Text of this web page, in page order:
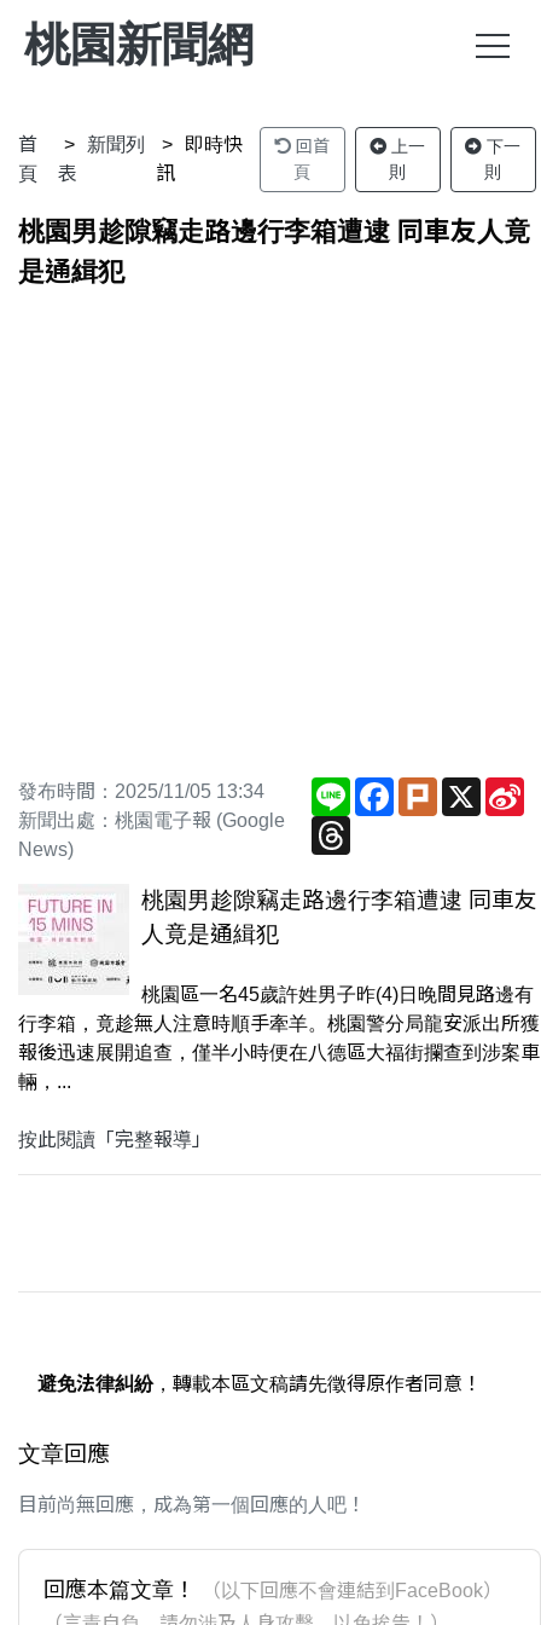
桃園新聞網
首
頁
新聞列
表
即時快
訊
回首
頁
上一
則
下一
則
桃園男趁隙竊走路邊行李箱遭逮 同車友人竟
是通緝犯
發布時間：2025/11/05 13:34
新聞出處：桃園電子報 (Google
News)
Line Facebook
PlurkX
Threads
桃園男趁隙竊走路邊行李箱遭逮 同車友
人竟是通緝犯
桃園區一名45歲許姓男子昨(4)日晚間見路邊有
行李箱，竟趁無人注意時順手牽羊。桃園警分局龍安派出所獲
報後迅速展開追查，僅半小時便在八德區大福街攔查到涉案車
輛，...
按此閱讀「完整報導」
避免法律糾紛，轉載本區文稿請先徵得原作者同意！
文章回應
目前尚無回應，成為第一個回應的人吧！
回應本篇文章！
（以下回應不會連結到FaceBook）